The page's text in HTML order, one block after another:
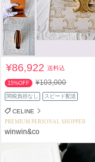
¥86,922送料込
15%OFF ¥103,000
関税負担なし スピード配送
CELINE
PREMIUM PERSONAL SHOPPER
winwin&co